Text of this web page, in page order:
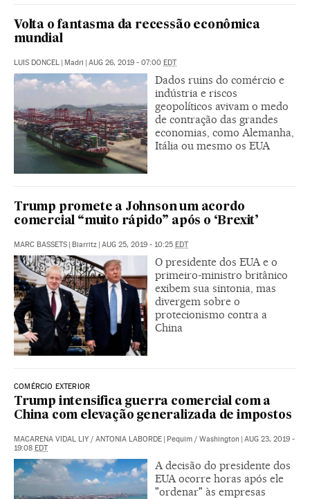
Volta o fantasma da recessão econômica
mundial
LUIS DONCEL Madri AUG 26, 2019 - 07:00 EDT
Dados ruins do comércio e
indústria e riscos
geopolíticos avivam o medo
de contração das grandes
economias, como Alemanha,
Itália ou mesmo os EUA
Trump promete a Johnson um acordo
comercial “muito rápido” após o ‘Brexit’
MARC BASSETS Biarritz AUG 25, 2019 - 10:25 EDT
O presidente dos EUA e o
primeiro-ministro britânico
exibem sua sintonia, mas
divergem sobre o
protecionismo contra a
China
COMÉRCIO EXTERIOR
Trump intensifica guerra comercial com a
China com elevação generalizada de impostos
MACARENA VIDAL LIY / ANTONIA LABORDE | Pequim / Washington | AUG 23, 2019 -
19:08 EDT
A decisão do presidente dos
EUA ocorre horas após ele
"ordenar" às empresas